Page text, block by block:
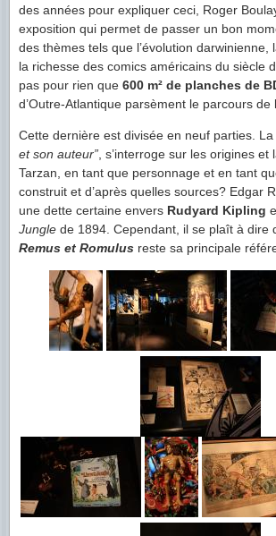
des années pour expliquer ceci, Roger
exposition qui permet de passer un bon
des thèmes tels que l’évolution darwinienne,
la richesse des comics américains du siècle
pas pour rien que 600 m² de planches de
d’Outre-Atlantique parsèment le parcours de
Cette dernière est divisée en neuf parties. La
et son auteur” , s’interroge sur les origines
Tarzan, en tant que personnage et en tant
construit et d’après quelles sources? Edgar
une dette certaine envers Rudyard Kipling
Jungle de 1894. Cependant, il se plaît à dire
Remus et Romulus reste sa principale